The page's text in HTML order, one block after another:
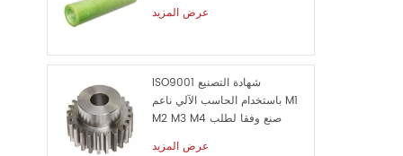
عرض المزيد
ISO9001 شهادة التصنيع
باستخدام الحاسب الآلي ناعم M1
M2 M3 M4 صنع وفقا لطلب
الزبون معدن قطع الغيار
عرض المزيد